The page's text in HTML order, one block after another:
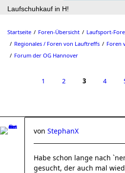
Laufschuhkauf in H!
Startseite Foren-Übersicht
Laufsport-
Regionales / Foren von Lauftreffs
Foren
Forum der OG Hannover
1 2 3 4
von StephanX
Habe schon lange nach
gesucht, der auch mal